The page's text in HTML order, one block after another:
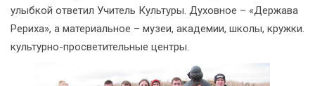
улыбкой ответил Учитель Культуры. Духовное – «Держава
Рериха», а материальное – музеи, академии, школы, кружки.
культурно-просветительные центры.